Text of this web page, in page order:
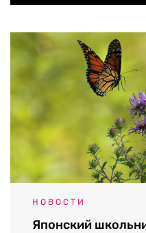
НОВОСТИ
Японский